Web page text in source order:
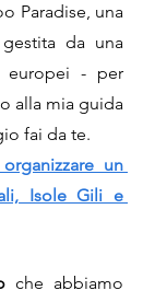
Paradise, una
da una
europei - per
alla mia guida
fai da te.
un
Isole Gili e
che abbiamo